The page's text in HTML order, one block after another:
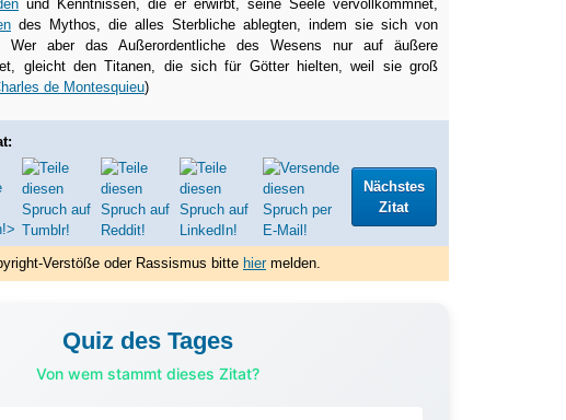
und Kenntnissen, die er erwirbt, seine Seele vervollkommnet,
des Mythos, die alles Sterbliche ablegten, indem sie sich von
Wer aber das Außerordentliche des Wesens nur auf äußere
gleicht den Titanen, die sich für Götter hielten, weil sie groß
de Montesquieu)
Nächstes
Zitat
Verstöße oder Rassismus bitte hiermelden.
Quiz des Tages
Von wem stammt dieses Zitat?